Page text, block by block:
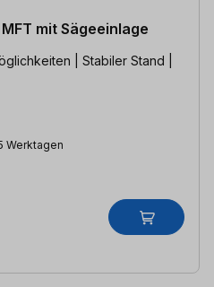
mit Sägeeinlage
| Stabiler Stand |
Werktagen